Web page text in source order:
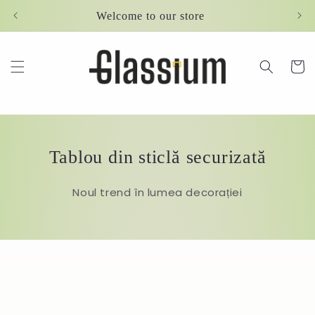
Welcome to our store
Cart
Tablou din sticlă securizată
Noul trend în lumea decorației